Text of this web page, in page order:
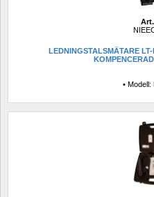
LEDNINGSTALSMÄTARE
• Modell: